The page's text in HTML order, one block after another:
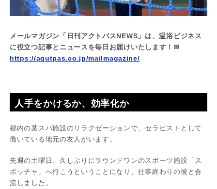
メールマガジン「日刊アクトパスNEWS」は、温浴ビジネス
に役立つ記事とニュースを毎日お届けいたします！✉
https://aqutpas.co.jp/mailmagazine/
人手をかけるか、効率化か
都内の某スパ施設のリラクゼーションで、セラピストとして
働いている地元の友人がいます。
先週の土曜日、久しぶりにラウンドワンのスポーツ施設「ス
ポッチャ」へ行こうということになり、仕事終わりの彼と合
流しました。